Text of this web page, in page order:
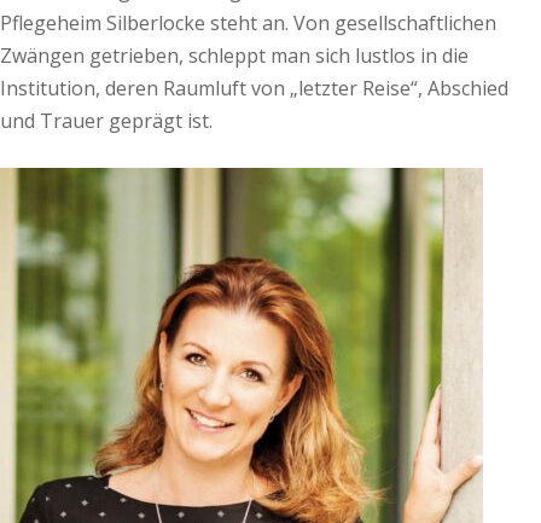
Pflegeheim Silberlocke steht an. Von gesellschaftlichen
Zwängen getrieben, schleppt man sich lustlos in die
Institution, deren Raumluft von „letzter Reise“, Abschied
und Trauer geprägt ist.